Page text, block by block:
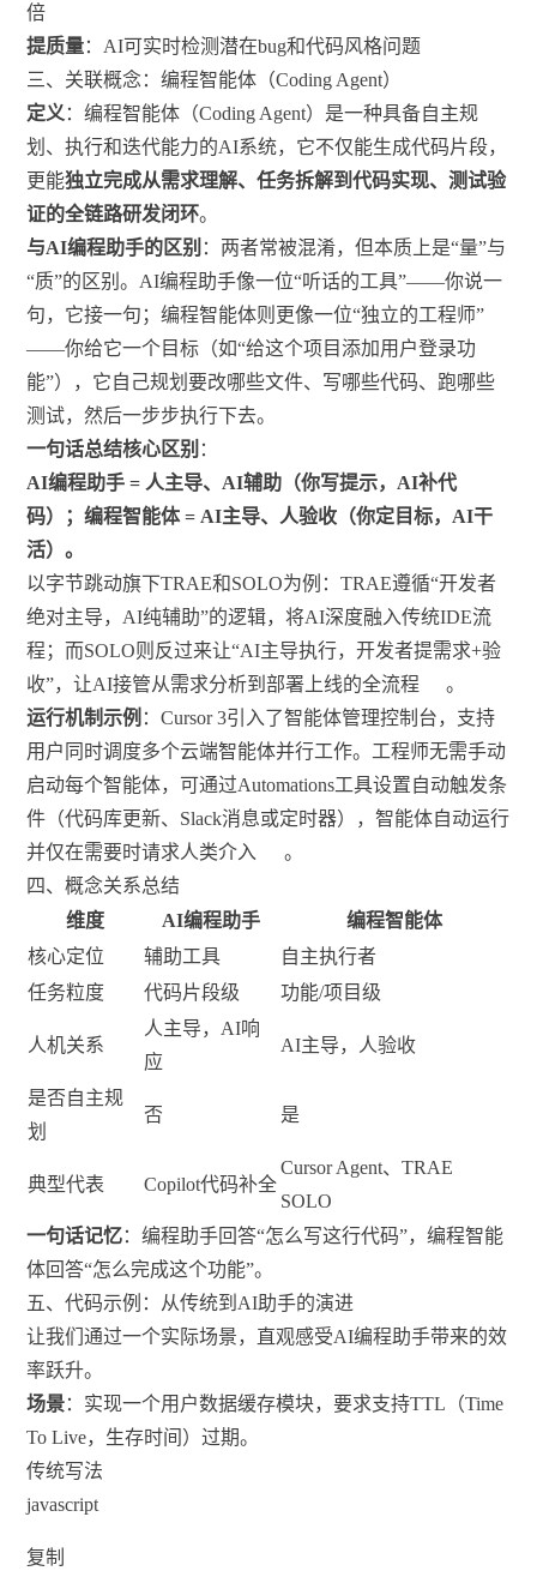
倍
提质量：AI可实时检测潜在bug和代码风格问题
三、关联概念：编程智能体（Coding Agent）
定义 ：编程智能体（Coding Agent）是一种具备自主规
划、执行和迭代能力的AI系统，它不仅能生成代码片段，
更能独立完成从需求理解、任务拆解到代码实现、测试验
证的全链路研发闭环。
与AI编程助手的区别 ：两者常被混淆，但本质上是“量”与
“质”的区别。AI编程助手像一位“听话的工具”——你说一
句，它接一句；编程智能体则更像一位“独立的工程师”
——你给它一个目标（如“给这个项目添加用户登录功
能”），它自己规划要改哪些文件、写哪些代码、跑哪些
测试，然后一步步执行下去。
一句话总结核心区别 ：
AI编程助手 = 人主导、AI辅助（你写提示，AI补代
码）；编程智能体 = AI主导、人验收（你定目标，AI干
活）。
以字节跳动旗下TRAE和SOLO为例：TRAE遵循“开发者
绝对主导，AI纯辅助”的逻辑，将AI深度融入传统IDE流
程；而SOLO则反过来让“AI主导执行，开发者提需求+验
收”，让AI接管从需求分析到部署上线的全流程
。
运行机制示例 ：Cursor 3引入了智能体管理控制台，支持
用户同时调度多个云端智能体并行工作。工程师无需手动
启动每个智能体，可通过Automations工具设置自动触发条
件（代码库更新、Slack消息或定时器），智能体自动运行
并仅在需要时请求人类介入
。
四、概念关系总结
维度
AI编程助手
编程智能体
核心定位
辅助工具
自主执行者
任务粒度
代码片段级 功能/项目级
人机关系
人主导，AI响
应
AI主导，人验收
是否自主规
划
否 是
典型代表 Copilot代码补全
Cursor Agent、TRAE
SOLO
一句话记忆：编程助手回答“怎么写这行代码”，编程智能
体回答“怎么完成这个功能”。
五、代码示例：从传统到AI助手的演进
让我们通过一个实际场景，直观感受AI编程助手带来的效
率跃升。
场景：实现一个用户数据缓存模块，要求支持TTL（Time
To Live，生存时间）过期。
传统写法
javascript
复制